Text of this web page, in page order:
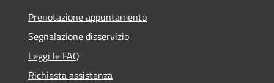
Prenotazione appuntamento
Segnalazione disservizio
Leggi le FAQ
Richiesta assistenza